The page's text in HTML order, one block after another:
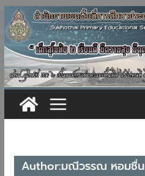
Skip
to
content
Author:มณีวรรณ หอมชื่น